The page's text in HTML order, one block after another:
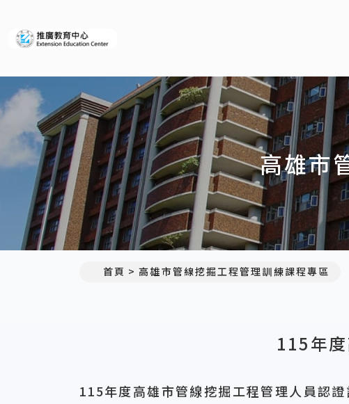
高雄市
首頁 高雄市管線挖掘工程管理訓練課程專區
115年
115年度高雄市管線挖掘工程管理人員認證